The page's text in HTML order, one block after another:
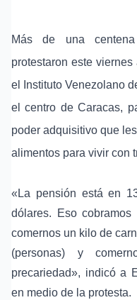
Más de una
protestaron este
el Instituto Venezolano
el centro deCaracas,
poder adquisitivo que
alimentos para vivir con
«La pensión está en
dólares. Eso
comernos un kilo de
(personas) y
precariedad», indicó a
en medio de la protesta.